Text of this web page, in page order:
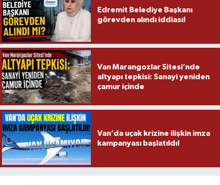
Edremit Belediye Başkanı
görevden alındı iddiası!
Van Marangozlar Sitesi’nde
altyapı tepkisi: Sanayi yeniden
çamur içinde
Van’da uçak krizine ilişkin imza
kampanyası başlatıldı!